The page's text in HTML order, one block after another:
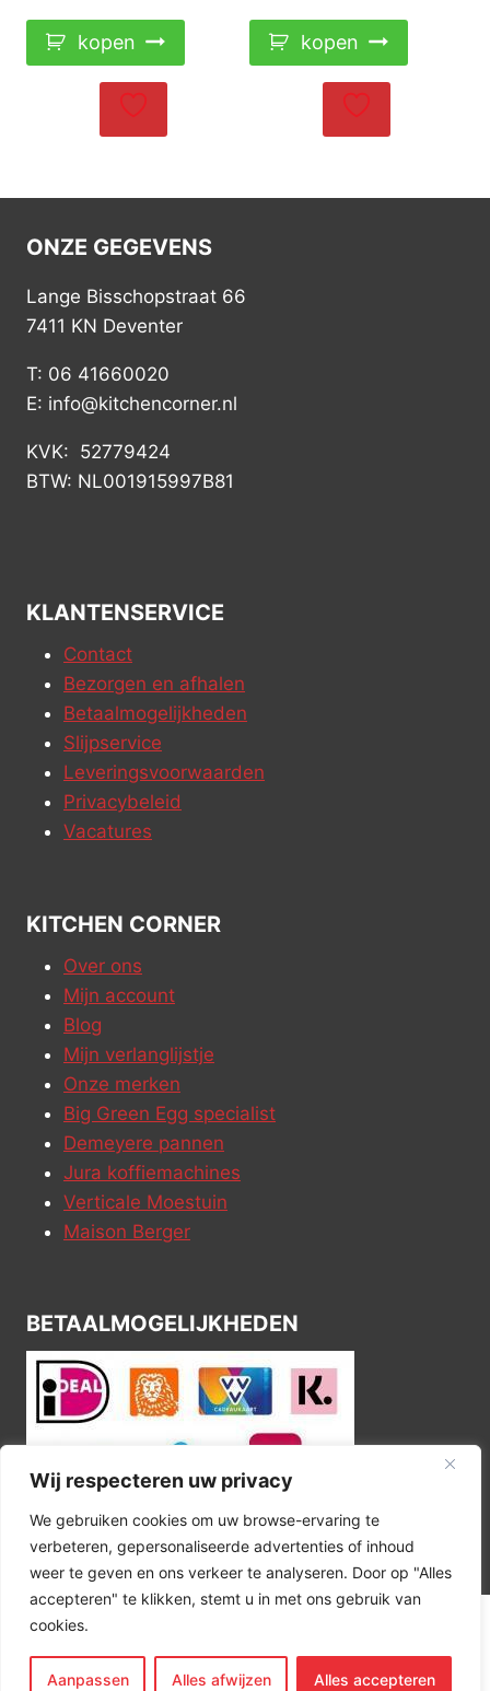
Wij respecteren uw privacy
We gebruiken cookies om uw browse-ervaring te
verbeteren, gepersonaliseerde advertenties of inhoud
weer te geven en ons verkeer te analyseren. Door op "Alles
accepteren" te klikken, stemt u in met ons gebruik van
cookies.
Aanpassen Alles afwijzen Alles accepteren
kopen kopen
ONZE GEGEVENS
Lange Bisschopstraat 66
7411 KN Deventer
T: 06 41660020
E: info@kitchencorner.nl
KVK: 52779424
BTW: NL001915997B81
KLANTENSERVICE
Contact
Bezorgen en afhalen
Betaalmogelijkheden
Slijpservice
Leveringsvoorwaarden
Privacybeleid
Vacatures
KITCHEN CORNER
Over ons
Mijn account
Blog
Mijn verlanglijstje
Onze merken
Big Green Egg specialist
Demeyere pannen
Jura koffiemachines
Verticale Moestuin
Maison Berger
BETAALMOGELIJKHEDEN
© 2026 Kitchen Corner